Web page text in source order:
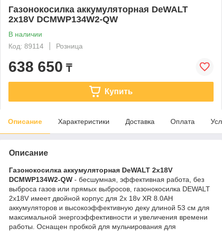
Газонокосилка аккумуляторная DeWALT
2х18V DCMWP134W2-QW
В наличии
Код: 89114
Розница
638 650 ₸
Купить
Описание Характеристики Доставка Оплата
Описание
Газонокосилка аккумуляторная DeWALT 2х18V
DCMWP134W2-QW - бесшумная, эффективная работа, без
выброса газов или прямых выбросов, газонокосилка DEWALT
2x18V имеет двойной корпус для 2x 18v XR 8.0AH
аккумуляторов и высокоэффективную деку длиной 53 см для
максимальной энергоэффективности и увеличения времени
работы. Оснащен пробкой для мульчирования для